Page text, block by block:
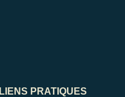
LIENS PRATIQUES